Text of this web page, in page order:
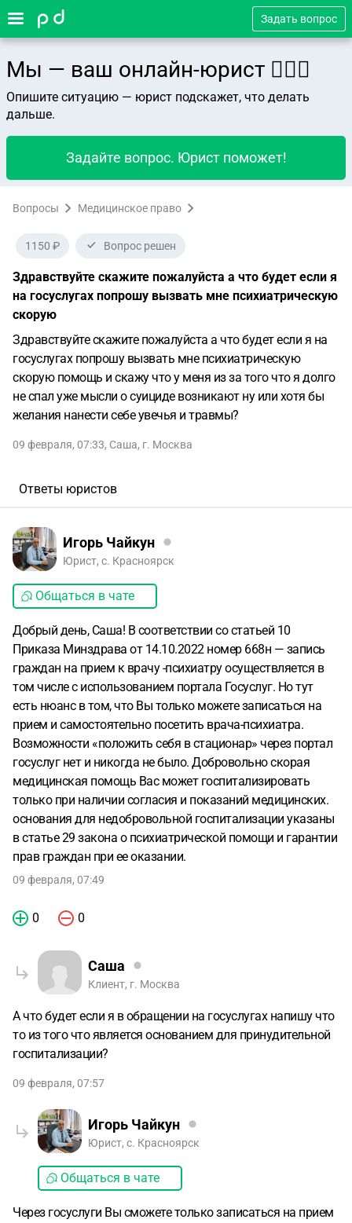
Задать вопрос
Мы — ваш онлайн-юрист 👨🏻‍⚖️
Опишите ситуацию — юрист подскажет, что делать
дальше.
Задайте вопрос. Юрист поможет!
Вопросы Медицинское право
1150 ₽ Вопрос решен
Здравствуйте скажите пожалуйста а что будет если я
на госуслугах попрошу вызвать мне психиатрическую
скорую
Здравствуйте скажите пожалуйста а что будет если я на
госуслугах попрошу вызвать мне психиатрическую
скорую помощь и скажу что у меня из за того что я долго
не спал уже мысли о суициде возникают ну или хотя бы
желания нанести себе увечья и травмы?
09 февраля, 07:33, Саша, г. Москва
Ответы юристов
Игорь Чайкун
Юрист, с. Красноярск
Общаться в чате
Добрый день, Саша! В соответствии со статьей 10
Приказа Минздрава от 14.10.2022 номер 668н — запись
граждан на прием к врачу -психиатру осуществляется в
том числе с использованием портала Госуслуг. Но тут
есть нюанс в том, что Вы только можете записаться на
прием и самостоятельно посетить врача-психиатра.
Возможности «положить себя в стационар» через портал
госуслуг нет и никогда не было. Добровольно скорая
медицинская помощь Вас может госпитализировать
только при наличии согласия и показаний медицинских.
основания для недобровольной госпитализации указаны
в статье 29 закона о психиатрической помощи и гарантии
прав граждан при ее оказании.
09 февраля, 07:49
0 0
Саша
Клиент, г. Москва
А что будет если я в обращении на госуслугах напишу что
то из того что является основанием для принудительной
госпитализации?
09 февраля, 07:57
Игорь Чайкун
Юрист, с. Красноярск
Общаться в чате
Через госуслуги Вы сможете только записаться на прием